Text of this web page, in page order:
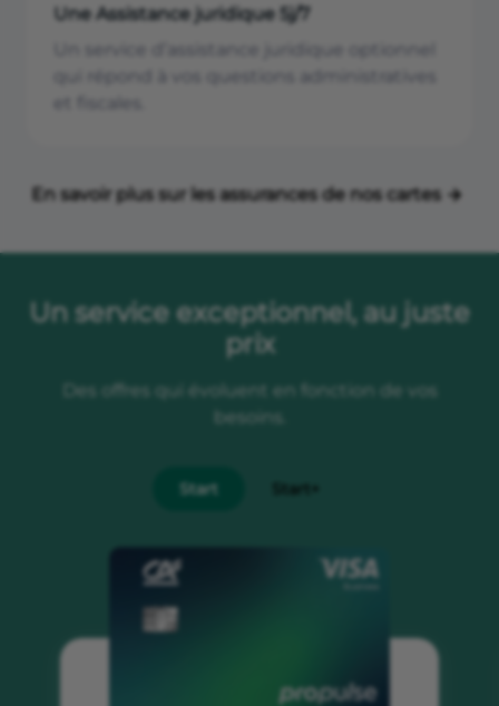
Une Assistance juridique 5j/7
qui répond à vos questions administratives
En savoir plus sur les assurances de nos cartes
Un service exceptionnel, au juste
prix
Des offres qui évoluent en fonction de vos
besoins.
Start Start+